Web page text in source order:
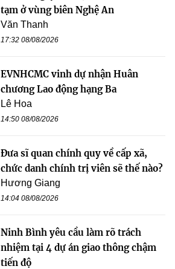
tạm ở vùng biên Nghệ An
Văn Thanh
17:32 08/08/2026
EVNHCMC vinh dự nhận Huân
chương Lao động hạng Ba
Lê Hoa
14:50 08/08/2026
Đưa sĩ quan chính quy về cấp xã,
chức danh chính trị viên sẽ thế nào?
Hương Giang
14:04 08/08/2026
Ninh Bình yêu cầu làm rõ trách
nhiệm tại 4 dự án giao thông chậm
tiến độ